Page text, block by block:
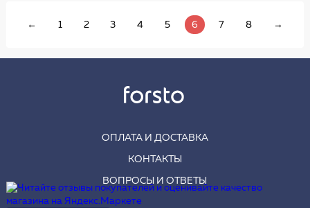
← 1 2 3 4 5 6 7 8 →
ОПЛАТА И ДОСТАВКА
КОНТАКТЫ
ВОПРОСЫ И ОТВЕТЫ